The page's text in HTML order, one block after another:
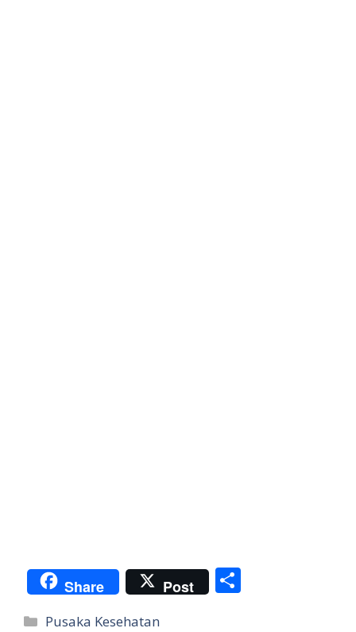
Share Post
Categories
Pusaka Kesehatan